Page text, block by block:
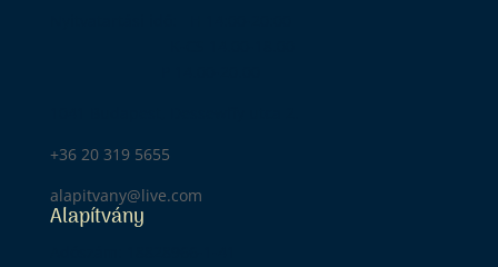
+36 20 319 5655
alapitvany@live.com
Alapítvány